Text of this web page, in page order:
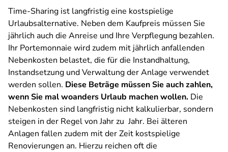
Time-Sharing ist langfristig eine kostspielige
Urlaubsalternative. Neben dem Kaufpreis müssen Sie
jährlich auch die Anreise und Ihre Verpflegung bezahlen.
Ihr Portemonnaie wird zudem mit jährlich anfallenden
Nebenkosten belastet, die für die Instandhaltung,
Instandsetzung und Verwaltung der Anlage verwendet
werden sollen. Diese Beträge müssen Sie auch zahlen,
wenn Sie mal woanders Urlaub machen wollen. Die
Nebenkosten sind langfristig nicht kalkulierbar, sondern
steigen in der Regel von Jahr zu Jahr. Bei älteren
Anlagen fallen zudem mit der Zeit kostspielige
Renovierungen an. Hierzu reichen oft die